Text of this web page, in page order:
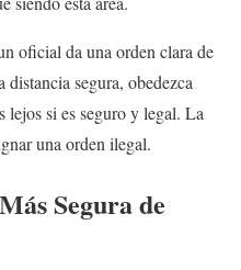
oficial da una orden clara de
distancia segura, obedezca
lejos si es seguro y legal. La
una orden ilegal.
Segura de